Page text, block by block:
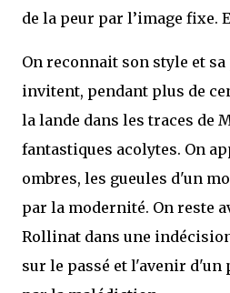
de la peur par l’image fixe.
On reconnait son style et
invitent, pendant plus de
la lande dans les traces de
fantastiques acolytes. On
ombres, les gueules d'un
par la modernité. On reste
Rollinat dans une
sur le passé et l'avenir